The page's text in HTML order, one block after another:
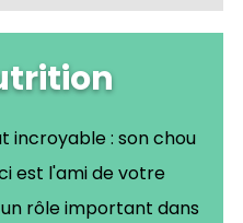
incroyable : son chou
est l'ami de votre
rôle important dans